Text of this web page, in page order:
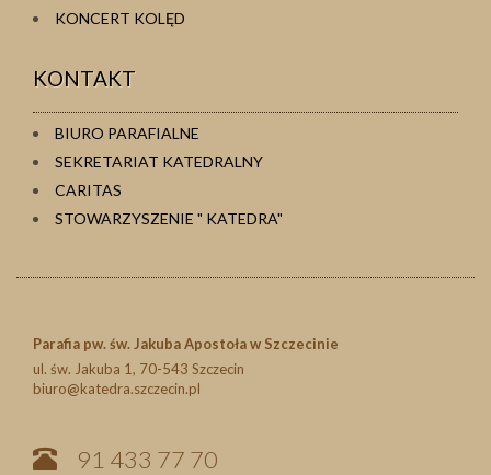
KONCERT KOLĘD
KONTAKT
BIURO PARAFIALNE
SEKRETARIAT KATEDRALNY
CARITAS
STOWARZYSZENIE " KATEDRA"
Parafia pw. św. Jakuba Apostoła w Szczecinie
ul. św. Jakuba 1, 70-543 Szczecin
biuro@katedra.szczecin.pl
91 433 77 70